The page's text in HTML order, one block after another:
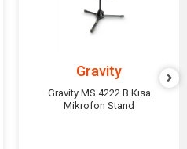
Gravity
Gravity MS 4222 B Kısa
Mikrofon Stand